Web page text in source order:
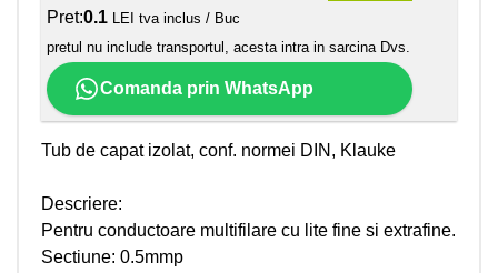
Pret:0.1 LEI tva inclus / Buc
pretul nu include transportul, acesta intra in sarcina Dvs.
Comanda prin WhatsApp
Tub de capat izolat, conf. normei DIN, Klauke
Descriere:
Pentru conductoare multifilare cu lite fine si extrafine.
Sectiune: 0.5mmp